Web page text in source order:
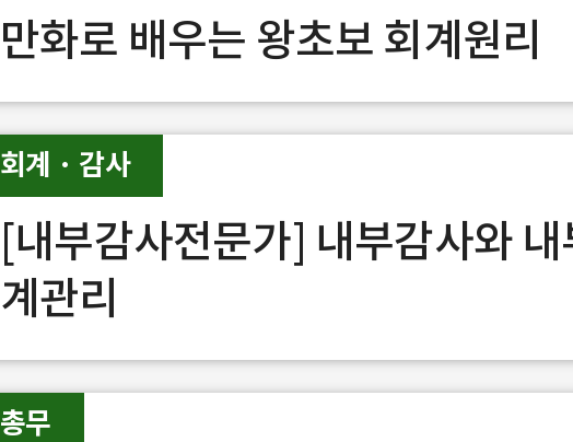
만화로 배우는 왕초보 회계원리
[내부감사전문가] 내부감사와
계관리
회계 · 감사
총무